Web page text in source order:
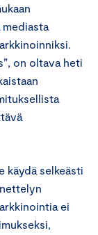
on oltava heti
käydä selkeästi
ei